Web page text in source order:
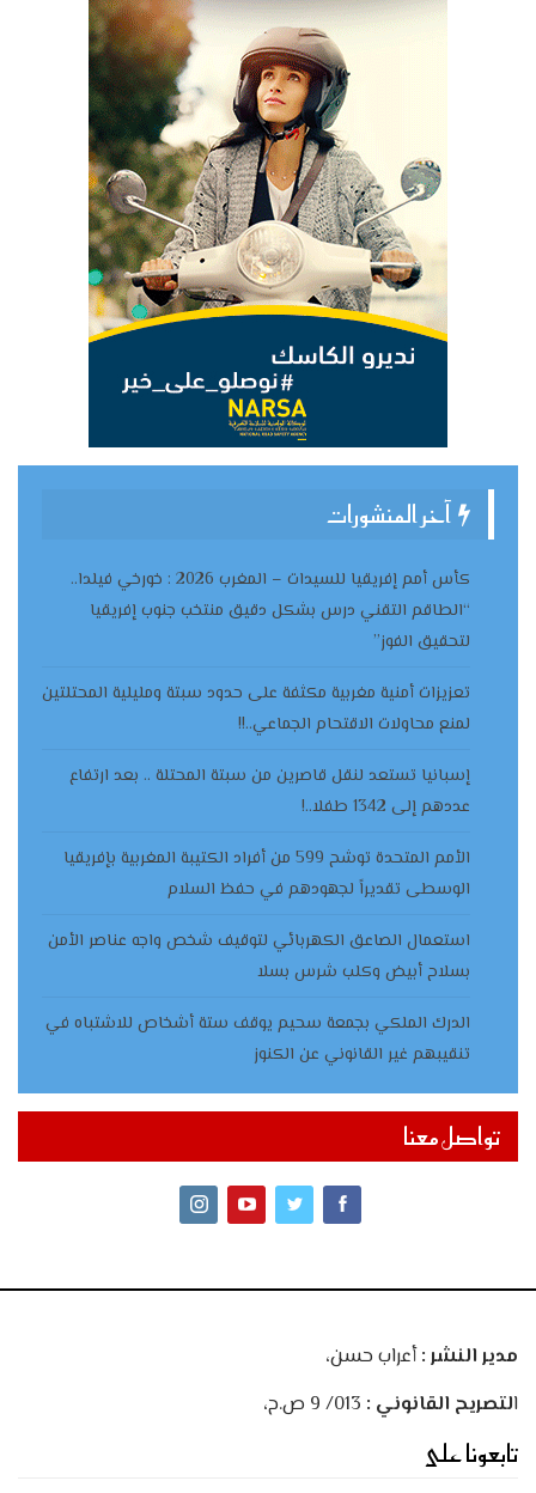
آخر المنشورات
كأس أمم إفريقيا للسيدات – المغرب 2026 : خورخي فيلدا..
“الطاقم التقني درس بشكل دقيق منتخب جنوب إفريقيا
لتحقيق الفوز”
تعزيزات أمنية مغربية مكثفة على حدود سبتة ومليلية المحتلتين
لمنع محاولات الاقتحام الجماعي..!!
إسبانيا تستعد لنقل قاصرين من سبتة المحتلة .. بعد ارتفاع
عددهم إلى 1342 طفلا..!
الأمم المتحدة توشح 599 من أفراد الكتيبة المغربية بإفريقيا
الوسطى تقديراً لجهودهم في حفظ السلام
استعمال الصاعق الكهربائي لتوقيف شخص واجه عناصر الأمن
بسلاح أبيض وكلب شرس بسلا
الدرك الملكي بجمعة سحيم يوقف ستة أشخاص للاشتباه في
تنقيبهم غير القانوني عن الكنوز
تواصل معنا
مدير النشر :أعراب حسن،
التصريح القانوني :
تابعونا على